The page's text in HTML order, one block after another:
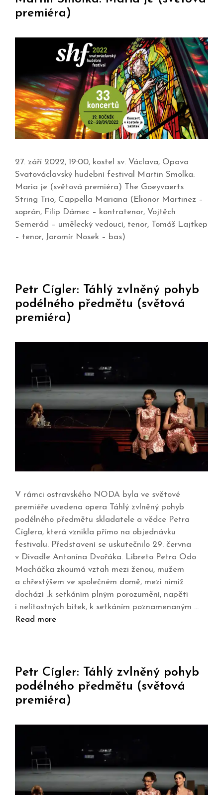
premiéra)
27. září 2022, 19:00, kostel sv. Václava, Opava
Svatováclavský hudební festival Martin Smolka:
Maria je (světová premiéra) The Goeyvaerts
String Trio, Cappella Mariana (Elionor Martinez –
soprán, Filip Dámec – kontratenor, Vojtěch
Semerád – umělecký vedoucí, tenor, Tomáš Lajtkep
– tenor, Jaromír Nosek – bas)
Petr Cígler: Táhlý zvlněný pohyb
podélného předmětu (světová
premiéra)
V rámci ostravského NODA byla ve světové
premiéře uvedena opera Táhlý zvlněný pohyb
podélného předmětu skladatele a vědce Petra
Cíglera, která vznikla přímo na objednávku
festivalu. Představení se uskutečnilo 29. června
v Divadle Antonína Dvořáka. Libreto Petra Odo
Macháčka zkoumá vztah mezi ženou, mužem
a chřestýšem ve společném domě, mezi nimiž
dochází „k setkáním plným porozumění, napětí
i nelítostných bitek, k setkáním poznamenaným …
Read more
Petr Cígler: Táhlý zvlněný pohyb
podélného předmětu (světová
premiéra)